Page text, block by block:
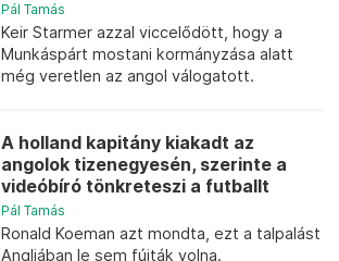
Pál Tamás
Keir Starmer azzal viccelődött, hogy a
Munkáspárt mostani kormányzása alatt
még veretlen az angol válogatott.
A holland kapitány kiakadt az
angolok tizenegyesén, szerinte a
videóbíró tönkreteszi a futballt
Pál Tamás
Ronald Koeman azt mondta, ezt a talpalást
Angliában le sem fújták volna.